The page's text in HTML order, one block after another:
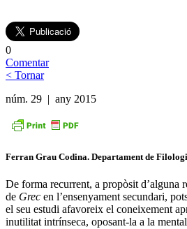
0
Comentar
< Tornar
núm. 29 | any 2015
Ferran Grau Codina. Departament de
De forma recurrent, a propòsit d’alguna
de Grec en l’ensenyament secundari,
el seu estudi afavoreix el coneixement
inutilitat intrínseca, oposant-la a la